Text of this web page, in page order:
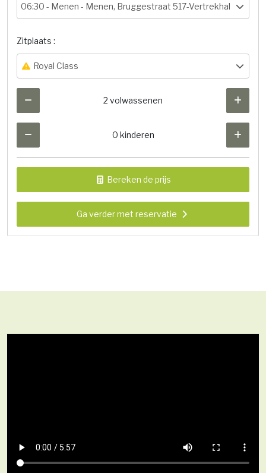
06:30 - Menen - Menen, Bruggestraat 517-Vertrekhal
Zitplaats :
Royal Class
2 volwassenen
0 kinderen
Bereken de prijs
Ga verder met reservatie